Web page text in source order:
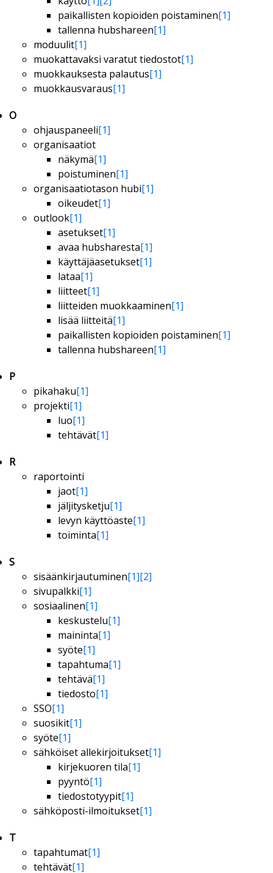
paikallisten kopioiden poistaminen[1]
tallenna hubshareen[1]
moduulit[1]
muokattavaksi varatut tiedostot[1]
muokkauksesta palautus[1]
muokkausvaraus[1]
O
ohjauspaneeli[1]
organisaatiot
näkymä[1]
poistuminen[1]
organisaatiotason hubi[1]
oikeudet[1]
outlook[1]
asetukset[1]
avaa hubsharesta[1]
käyttäjäasetukset[1]
lataa[1]
liitteet[1]
liitteiden muokkaaminen[1]
lisää liitteitä[1]
paikallisten kopioiden poistaminen[1]
tallenna hubshareen[1]
P
pikahaku[1]
projekti[1]
luo[1]
tehtävät[1]
R
raportointi
jaot[1]
jäljitysketju[1]
levyn käyttöaste[1]
toiminta[1]
S
sisäänkirjautuminen[1][2]
sivupalkki[1]
sosiaalinen[1]
keskustelu[1]
maininta[1]
syöte[1]
tapahtuma[1]
tehtävä[1]
tiedosto[1]
SSO[1]
suosikit[1]
syöte[1]
sähköiset allekirjoitukset[1]
kirjekuoren tila[1]
pyyntö[1]
tiedostotyypit[1]
sähköposti-ilmoitukset[1]
T
tapahtumat[1]
tehtävät[1]